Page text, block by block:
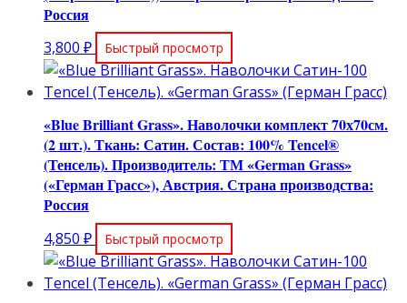
Россия
3,800 ₽ Быстрый просмотр
«Blue Brilliant Grass». Наволочки комплект 70х70см.
(2 шт.). Ткань: Сатин. Состав: 100% Tencel®
(Тенсель). Производитель: ТМ «German Grass»
(«Герман Грасс»), Австрия. Страна производства:
Россия
4,850 ₽ Быстрый просмотр